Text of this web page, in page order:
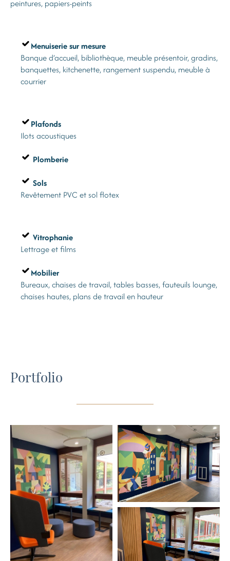
peintures, papiers-peints
Menuiserie sur mesure
Banque d’accueil, bibliothèque, meuble présentoir, gradins,
banquettes, kitchenette, rangement suspendu, meuble à
courrier
Plafonds
Ilots acoustiques
Plomberie
Sols
Revêtement PVC et sol flotex
Vitrophanie
Lettrage et films
Mobilier
Bureaux, chaises de travail, tables basses, fauteuils lounge,
chaises hautes, plans de travail en hauteur
Portfolio